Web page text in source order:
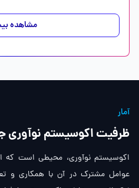
مشاهده
آمار
ظرفیت اکوسیستم
اکوسیستم نوآوری، محیطی است که
عوامل مشترک در آن با همکاری و